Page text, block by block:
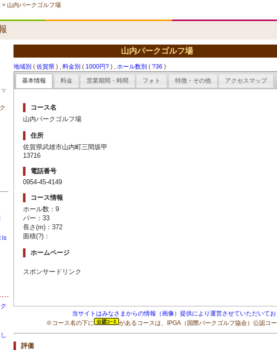
> 山内パークゴルフ場
is
山内パークゴルフ場
地域別 ( 佐賀県) , 料金別 ( 1000円?) , ホール数別 ( ?36 )
基本情報
料金 営業期間・時間 フォト 特徴・その他 アクセスマップ
コース名
山内パークゴルフ場
住所
佐賀県武雄市山内町三間坂甲
13716
電話番号
0954-45-4149
コース情報
ホール数：9
パー：33
長さ(m)：372
面積(?)：
ホームページ
スポンサードリンク
当サイトはみなさまからの情報（画像）提供により運営させていただいて
※コース名の下に
があるコースは、IPGA（国際パークゴルフ協会）公認コー
評価